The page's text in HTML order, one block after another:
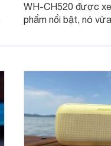
WH-CH520 được
phẩm nổi bật, nó